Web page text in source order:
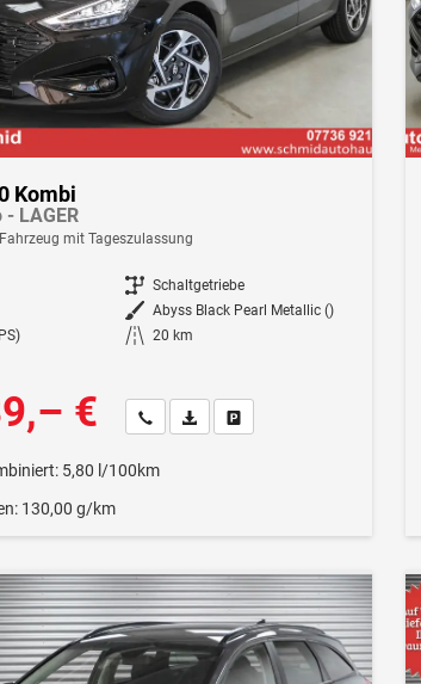
Kombi
- LAGER
mit Tageszulassung
Getriebe Schaltgetriebe
Außenfarbe Abyss Black Pearl Metallic ()
Kilometerstand 20 km
€ Wir rufen Sie an
Fahrzeugexposé (PDF)
Fahrzeug parken
5,80 l/100km
130,00 g/km